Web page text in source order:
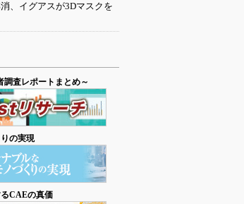
、イグアスが3Dマスクを
査レポートまとめ～
の実現
CAEの真価